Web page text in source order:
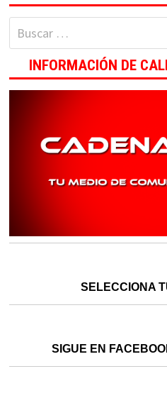
Buscar:
INFORMACIÓN DE
SELECCIONA
SIGUE EN